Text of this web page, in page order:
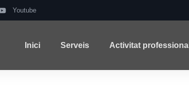
Youtube
Inici Serveis Activitat professional